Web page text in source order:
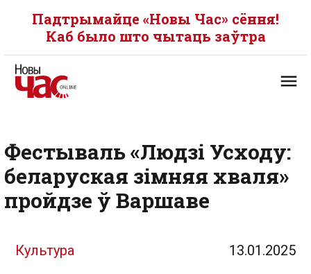
Падтрымайце «Новы Час» сёння!
Каб было што чытаць заўтра
Фестываль «Людзі Усходу:
беларуская зімняя хваля»
пройдзе ў Варшаве
Культура 13.01.2025